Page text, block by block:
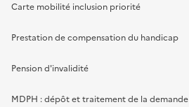
Carte mobilité inclusion priorité
Prestation de compensation du handicap
Pension d'invalidité
MDPH : dépôt et traitement de la demande